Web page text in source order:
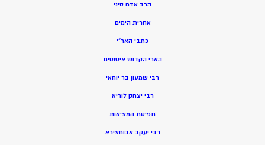
הרב אדם סיני
אחרית הימים
כתבי האר”י
הארי הקדוש ציטוטים
רבי שמעון בר יוחאי
רבי יצחק לוריא
תפיסת המציאות
רבי יעקב אבוחצירא